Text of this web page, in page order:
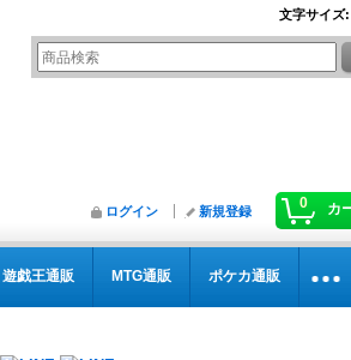
文字サイズ:
0 カ
ログイン 新規登録
遊戯王通販 MTG通販 ポケカ通販